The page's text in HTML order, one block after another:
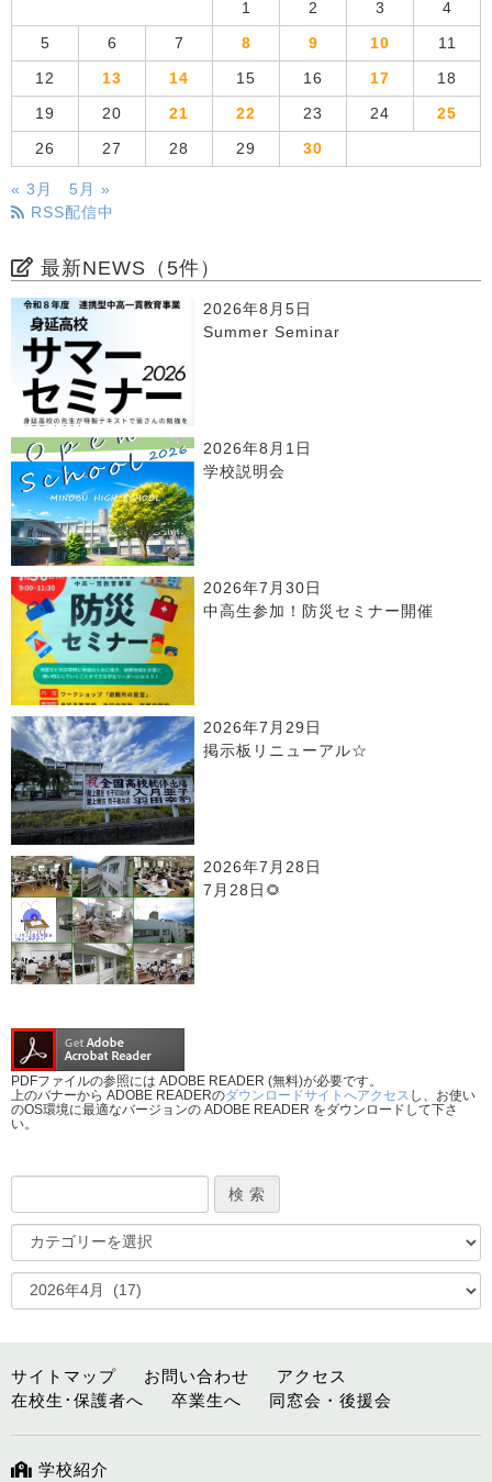
1 2 3 4
5 6 7 8 9 10 11
12 13 14 15 16 17 18
19 20 21 22 23 24 25
26 27 28 29 30
« 3月
5月 »
RSS配信中
最新NEWS（5件）
2026年8月5日
Summer Seminar
2026年8月1日
学校説明会
2026年7月30日
中高生参加！防災セミナー開催
2026年7月29日
掲示板リニューアル☆
2026年7月28日
7月28日🌻
PDFファイルの参照には ADOBE READER (無料)が必要です。
上のバナーから ADOBE READERのダウンロードサイトへアクセス し、お使い
のOS環境に最適なバージョンの ADOBE READER をダウンロードして下さ
い。
サイトマップ お問い合わせ
アクセス
在校生･保護者へ
卒業生へ 同窓会・後援会
学校紹介